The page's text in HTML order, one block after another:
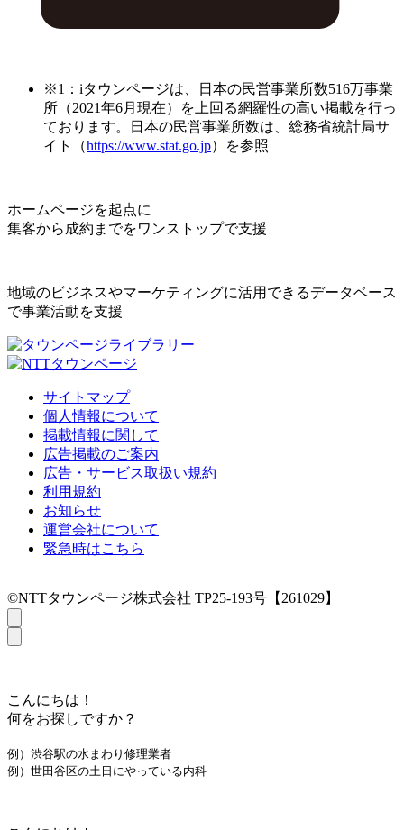
※1：iタウンページは、日本の民営事業所数516万事業
所（2021年6月現在）を上回る網羅性の高い掲載を行っ
ております。日本の民営事業所数は、総務省統計局サ
イト（https://www.stat.go.jp）を参照
ホームページを起点に
集客から成約までをワンストップで支援
地域のビジネスやマーケティングに活用できるデータベース
で事業活動を支援
サイトマップ
個人情報について
掲載情報に関して
広告掲載のご案内
広告・サービス取扱い規約
利用規約
お知らせ
運営会社について
緊急時はこちら
©NTTタウンページ株式会社 TP25-193号【261029】
こんにちは！
何をお探しですか？
例）渋谷駅の水まわり修理業者
例）世田谷区の土日にやっている内科